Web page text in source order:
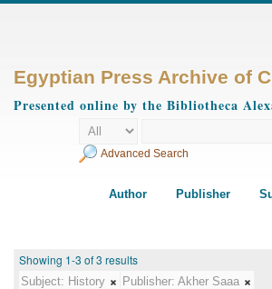
Egyptian Press Archive of
Presented online by the Bibliotheca
Advanced Search
Author Publisher
Showing 1-3 of 3 results
Subject: History Publisher: Akher Saaa